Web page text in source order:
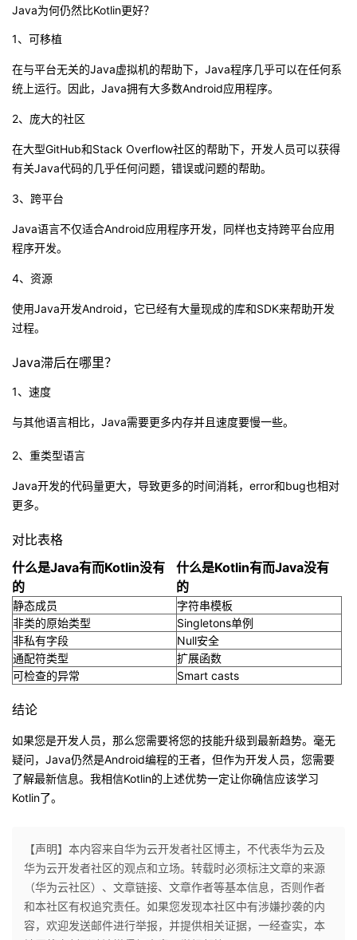
Java为何仍然比Kotlin更好？
1、可移植
在与平台无关的Java虚拟机的帮助下，Java程序几乎可以在任何系
统上运行。因此，Java拥有大多数Android应用程序。
2、庞大的社区
在大型GitHub和Stack Overflow社区的帮助下，开发人员可以获得
有关Java代码的几乎任何问题，错误或问题的帮助。
3、跨平台
Java语言不仅适合Android应用程序开发，同样也支持跨平台应用
程序开发。
4、资源
使用Java开发Android，它已经有大量现成的库和SDK来帮助开发
过程。
Java滞后在哪里？
1、速度
与其他语言相比，Java需要更多内存并且速度要慢一些。
2、重类型语言
Java开发的代码量更大，导致更多的时间消耗，error和bug也相对
更多。
对比表格
什么是Java有而Kotlin没有
的
什么是Kotlin有而Java没有
的
静态成员
字符串模板
非类的原始类型
Singletons单例
非私有字段
Null安全
通配符类型
扩展函数
可检查的异常
Smart casts
结论
如果您是开发人员，那么您需要将您的技能升级到最新趋势。毫无
疑问，Java仍然是Android编程的王者，但作为开发人员，您需要
了解最新信息。我相信Kotlin的上述优势一定让你确信应该学习
Kotlin了。
【声明】本内容来自华为云开发者社区博主，不代表华为云及
华为云开发者社区的观点和立场。转载时必须标注文章的来源
（华为云社区）、文章链接、文章作者等基本信息，否则作者
和本社区有权追究责任。如果您发现本社区中有涉嫌抄袭的内
容，欢迎发送邮件进行举报，并提供相关证据，一经查实，本